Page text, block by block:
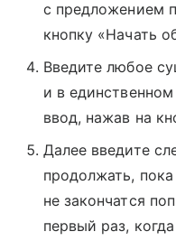
с предложением
кнопку «Начать
Введите любое
и в
ввод, нажав на
Далее введите
продолжать,
не закончатся
первый раз,